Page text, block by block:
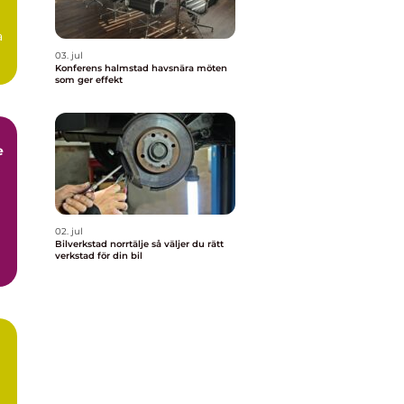
03. jul
Konferens halmstad havsnära möten
som ger effekt
02. jul
Bilverkstad norrtälje så väljer du rätt
verkstad för din bil